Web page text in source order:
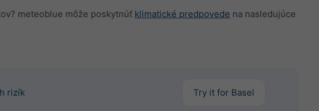
meteoblue môže poskytnúť klimatické predpovede na nasledujúce
rizík Try it for Basel